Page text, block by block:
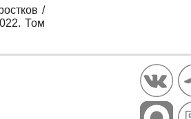
/
Том